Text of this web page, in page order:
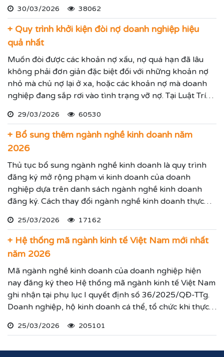
30/03/2026 38062
+ Quy trình khởi kiện đòi nợ doanh nghiệp hiệu
quả nhất
Muốn đòi được các khoản nợ xấu, nợ quá hạn đã lâu
không phải đơn giản đặc biệt đối với những khoản nợ
nhỏ mà chủ nợ lại ở xa, hoặc các khoản nợ mà doanh
nghiệp đang sắp rơi vào tình trạng vỡ nợ. Tại Luật Trí
quyết các tranh chấp kinh tế hiệu quả đảm bảo sẽ giúp
thực hiện các yêu cầu mà Quý vị đưa ra.
29/03/2026 60530
+ Bổ sung thêm ngành nghề kinh doanh năm
2026
Thủ tục bổ sung ngành nghề kinh doanh là quy trình
đăng ký mở rộng phạm vi kinh doanh của doanh
nghiệp dựa trên danh sách ngành nghề kinh doanh
đăng ký. Cách thay đổi ngành nghề kinh doanh thực
25/03/2026 17162
+ Hệ thống mã ngành kinh tế Việt Nam mới nhất
năm 2026
Mã ngành nghề kinh doanh của doanh nghiệp hiện
nay đăng ký theo Hệ thống mã ngành kinh tế Việt Nam
ghi nhận tại phụ lục I quyết định số 36/2025/QĐ-TTg.
Doanh nghiệp, hộ kinh doanh cá thể, tổ chức khi thực
ghi nhận lĩnh vực hoạt động, ngành nghề kinh doanh
25/03/2026 205101